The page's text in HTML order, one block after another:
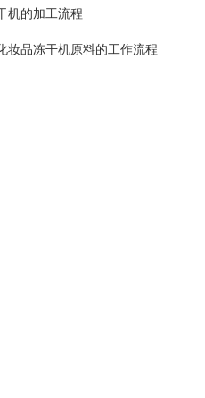
机的加工流程
妆品冻干机原料的工作流程